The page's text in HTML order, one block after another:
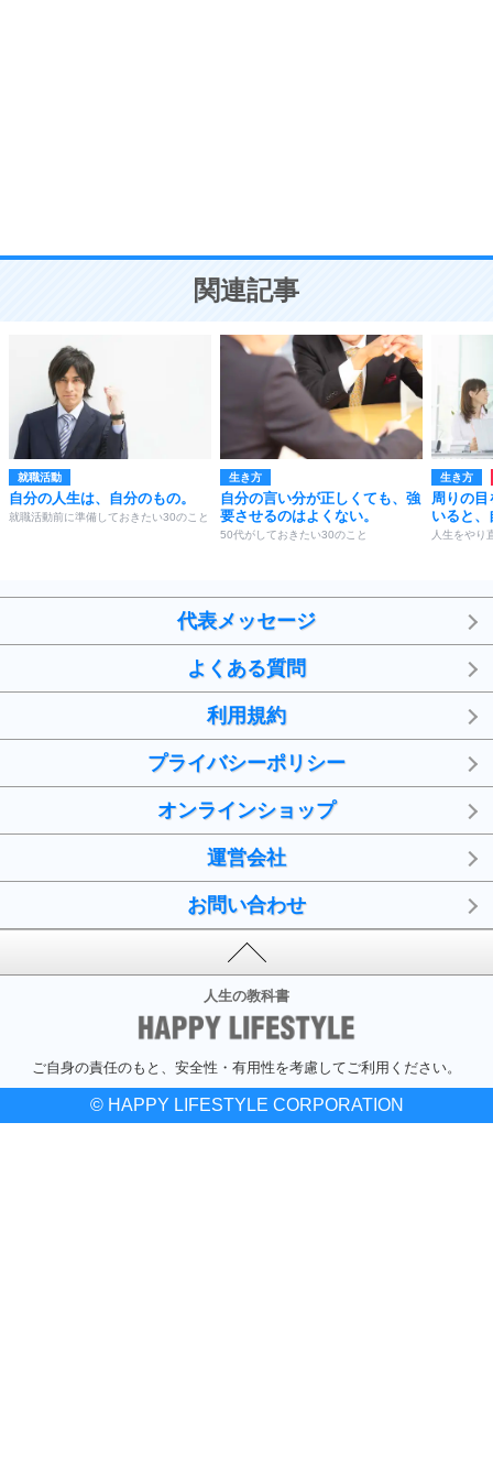
ことが大切。
関連記事
就職活動
自分の人生は、自分のもの。
就職活動前に準備しておきたい30のこと
生き方
自分の言い分が正しくても、強
要させるのはよくない。
50代がしておきたい30のこと
生き方
周りの
いると、
人生をやり
代表メッセージ
よくある質問
利用規約
プライバシーポリシー
オンラインショップ
運営会社
お問い合わせ
人生の教科書
ご自身の責任のもと、安全性・有用性を考慮してご利用ください。
© HAPPY LIFESTYLE CORPORATION